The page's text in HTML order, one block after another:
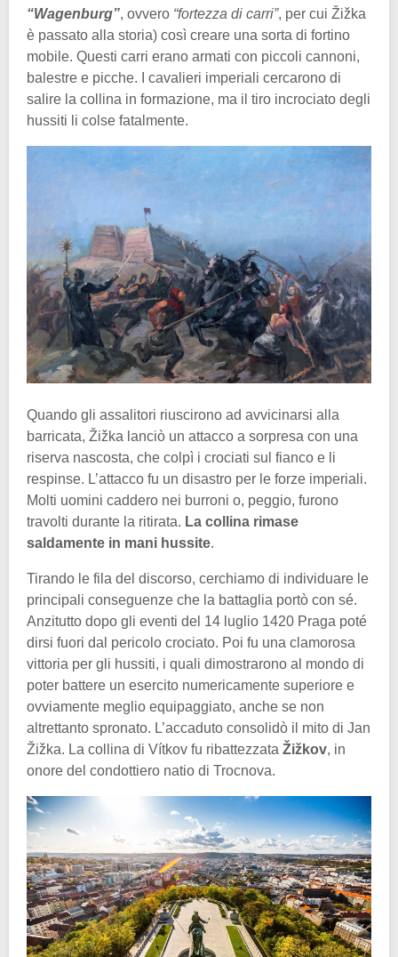
“Wagenburg”, ovvero “fortezza di carri”, per cui Žižka
è passato alla storia) così creare una sorta di fortino
mobile. Questi carri erano armati con piccoli cannoni,
balestre e picche. I cavalieri imperiali cercarono di
salire la collina in formazione, ma il tiro incrociato degli
hussiti li colse fatalmente.
Quando gli assalitori riuscirono ad avvicinarsi alla
barricata, Žižka lanciò un attacco a sorpresa con una
riserva nascosta, che colpì i crociati sul fianco e li
respinse. L’attacco fu un disastro per le forze imperiali.
Molti uomini caddero nei burroni o, peggio, furono
travolti durante la ritirata. La collina rimase
saldamente in mani hussite.
Tirando le fila del discorso, cerchiamo di individuare le
principali conseguenze che la battaglia portò con sé.
Anzitutto dopo gli eventi del 14 luglio 1420 Praga poté
dirsi fuori dal pericolo crociato. Poi fu una clamorosa
vittoria per gli hussiti, i quali dimostrarono al mondo di
poter battere un esercito numericamente superiore e
ovviamente meglio equipaggiato, anche se non
altrettanto spronato. L’accaduto consolidò il mito di Jan
Žižka. La collina di Vítkov fu ribattezzata Žižkov, in
onore del condottiero natio di Trocnova.